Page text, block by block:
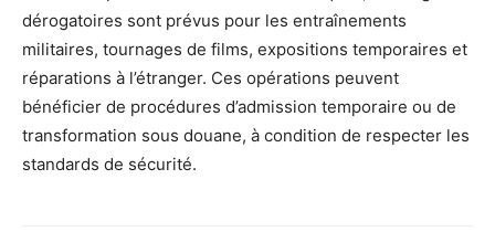
dérogatoires sont prévus pour les entraînements
militaires, tournages de films, expositions temporaires et
réparations à l’étranger. Ces opérations peuvent
bénéficier de procédures d’admission temporaire ou de
transformation sous douane, à condition de respecter les
standards de sécurité.